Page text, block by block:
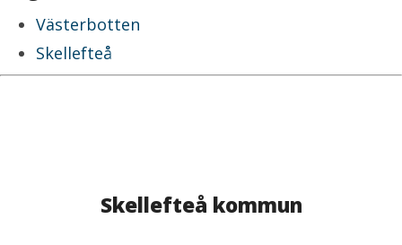
Västerbotten
Skellefteå
Skellefteå kommun